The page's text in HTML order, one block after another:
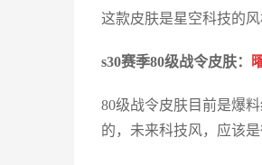
这款皮肤是星空科技的
s30赛季80级战令皮肤：
80级战令皮肤目前是爆
的，未来科技风，应该是